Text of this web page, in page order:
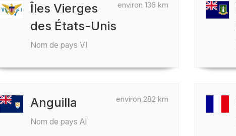
environ 136 km
Îles Vierges
des États-Unis
Nom de pays VI
environ 282 km
Anguilla
Nom de pays AI